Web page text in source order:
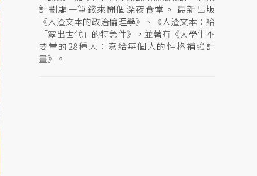
計劃騙一筆錢來開個深夜食堂。 最新出版
《人渣文本的政治倫理學》、《人渣文本：給
「露出世代」的特急件》，並著有《大學生不
要當的28種人：寫給每個人的性格補強計
畫》。